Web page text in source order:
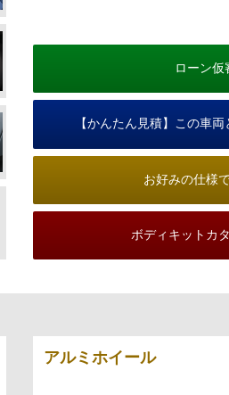
ローン仮
【かんたん見積】この車
お好みの仕様
ボディキットカ
アルミホイール